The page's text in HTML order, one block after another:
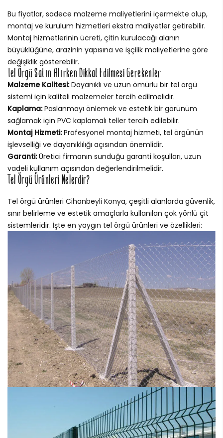
Bu fiyatlar, sadece malzeme maliyetlerini içermekte olup,
montaj ve kurulum hizmetleri ekstra maliyetler getirebilir.
Montaj hizmetlerinin ücreti, çitin kurulacağı alanın
büyüklüğüne, arazinin yapısına ve işçilik maliyetlerine göre
değişiklik gösterebilir.
Tel Örgü Satın Alırken Dikkat Edilmesi Gerekenler
Malzeme Kalitesi:Dayanıklı ve uzun ömürlü bir tel örgü
sistemi için kaliteli malzemeler tercih edilmelidir.
Kaplama:Paslanmayı önlemek ve estetik bir görünüm
sağlamak için PVC kaplamalı teller tercih edilebilir.
Montaj Hizmeti:Profesyonel montaj hizmeti, tel örgünün
işlevselliği ve dayanıklılığı açısından önemlidir.
Garanti:Üretici firmanın sunduğu garanti koşulları, uzun
vadeli kullanım açısından değerlendirilmelidir.
Tel Örgü Ürünleri Nelerdir?
Tel örgü ürünleri Cihanbeyli Konya, çeşitli alanlarda güvenlik,
sınır belirleme ve estetik amaçlarla kullanılan çok yönlü çit
sistemleridir. İşte en yaygın tel örgü ürünleri ve özellikleri: